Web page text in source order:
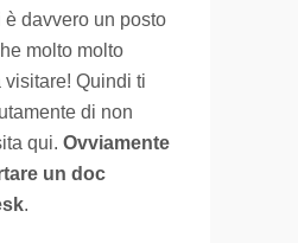
davvero un posto
molto molto
visitare! Quindi ti
di non
qui. Ovviamente
un doc
.